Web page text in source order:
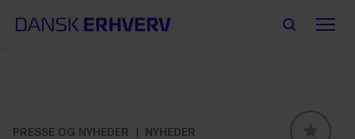
PRESSE OG NYHEDER
NYHEDER